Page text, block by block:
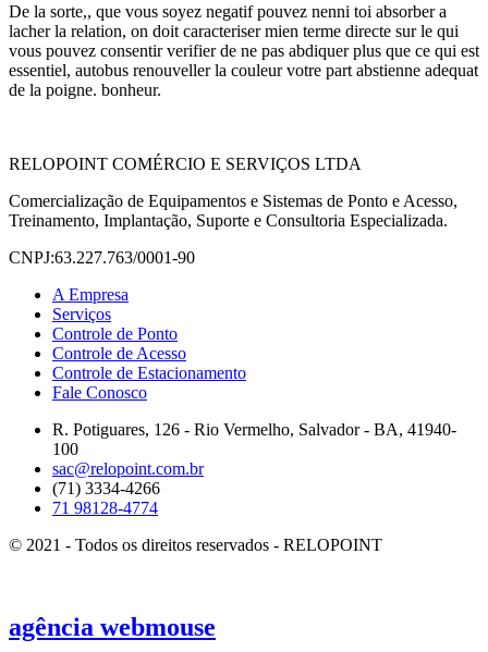
De la sorte,, que vous soyez negatif pouvez nenni toi absorber a
lacher la relation, on doit caracteriser mien terme directe sur le qui
vous pouvez consentir verifier de ne pas abdiquer plus que ce qui est
essentiel, autobus renouveller la couleur votre part abstienne adequat
de la poigne. bonheur.
RELOPOINT COMÉRCIO E SERVIÇOS LTDA
Comercialização de Equipamentos e Sistemas de Ponto e Acesso,
Treinamento, Implantação, Suporte e Consultoria Especializada.
CNPJ:63.227.763/0001-90
A Empresa
Serviços
Controle de Ponto
Controle de Acesso
Controle de Estacionamento
Fale Conosco
R. Potiguares, 126 - Rio Vermelho, Salvador - BA, 41940-
100
sac@relopoint.com.br
(71) 3334-4266
71 98128-4774
© 2021 - Todos os direitos reservados - RELOPOINT
agência webmouse